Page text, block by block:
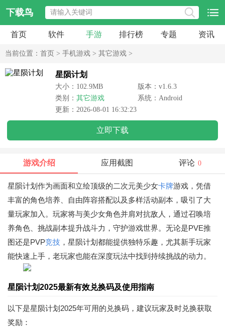
下载鸟
首页 软件 手游 排行榜 专题 资讯
当前位置： 首页 > 手机游戏 > 其它游戏 >
星陨计划
大小：102.9MB
版本：v1.6.3
类别： 其它游戏
系统：Android
更新：2026-08-01 16:32:23
立即下载
游戏介绍 应用截图 评论 0
星陨计划作为画面和立绘顶级的二次元美少女卡牌游戏，凭借
丰富的角色培养、自由阵容搭配以及多样活动副本，吸引了大
量玩家加入。玩家将与美少女角色并肩对抗敌人，通过召唤培
养角色、挑战副本提升战斗力，守护游戏世界。无论是PVE推
图还是PVP竞技 ，星陨计划都能提供独特乐趣，尤其新手玩家
能快速上手，老玩家也能在深度玩法中找到持续挑战的动力。
星陨计划2025最新有效兑换码及使用指南
以下是星陨计划2025年可用的兑换码，建议玩家及时兑换获取
奖励：